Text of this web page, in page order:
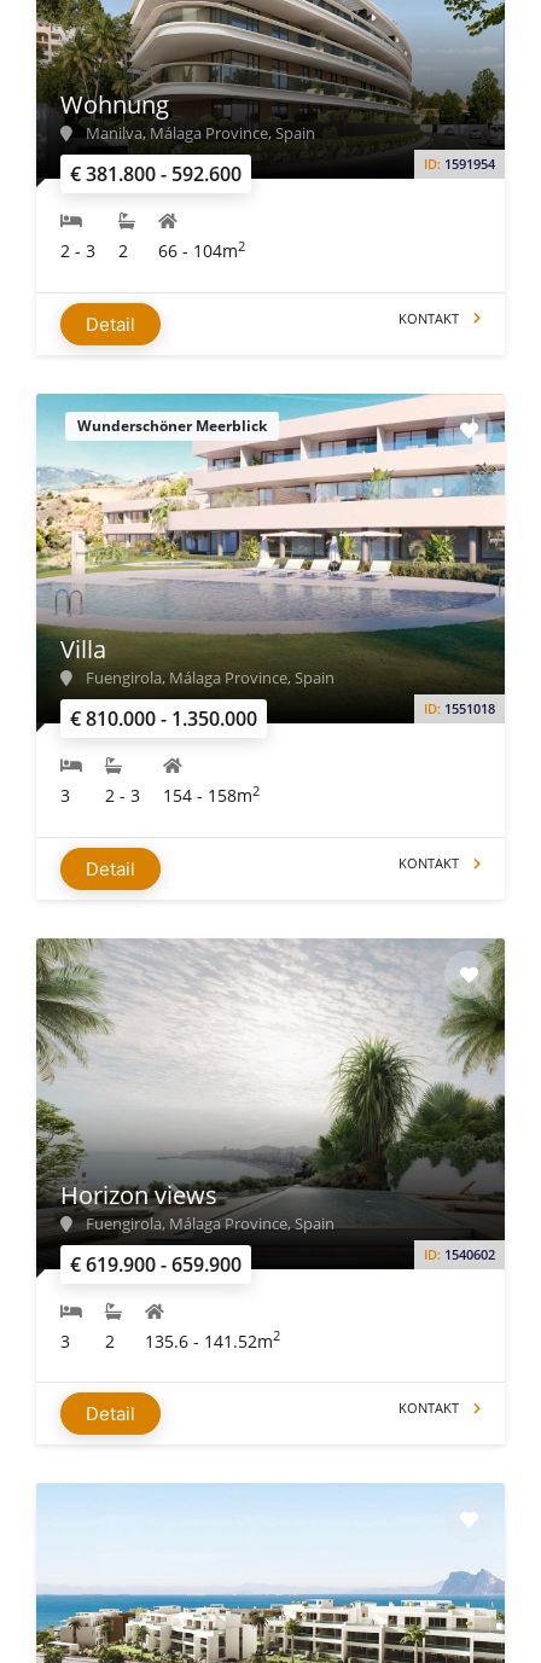
€ 381.800 - 592.600 ID: 1591954
Wohnung
Manilva, Málaga Province, Spain
2 - 3 2 66 - 104m2
Detail KONTAKT
Wunderschöner Meerblick
€ 810.000 - 1.350.000 ID: 1551018
Villa
Fuengirola, Málaga Province, Spain
3 2 - 3 154 - 158m2
Detail KONTAKT
€ 619.900 - 659.900 ID: 1540602
Horizon views
Fuengirola, Málaga Province, Spain
3 2 135.6 - 141.52m2
Detail KONTAKT